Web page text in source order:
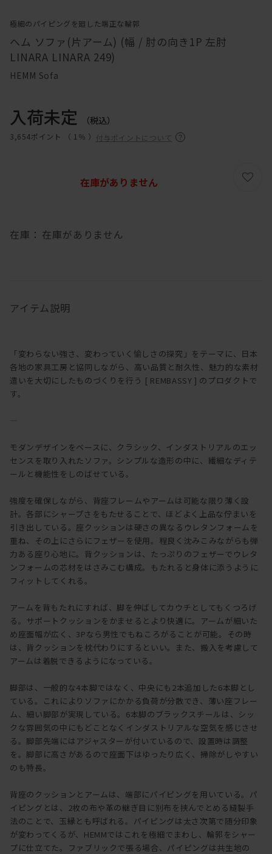
極細のパイピングを廻した端正な輪郭
ヘム ソファ(片アーム) (幅 / 肘の向き1P 左肘
LINARA LINARA 249)
HEMM Sofa
入荷未定 （税込）
3,654ポイント （ 1％ ） 付与ポイントについて
在庫： 在庫がありません
在庫がありません
アイテム説明
「変わらない強さ、変わっていく愉しさの探究」をテーマに、日本
各地の家具工房と協同しながら、高い品質と耐久性、魅力的な素材
遣いを大切にしたものづくりを行う [ REMBASSY ] のプロダクトで
す。
モダンデザインをベースに、クラシック、インダストリアルのエッ
センスを取り入れたソファ。シンプルな造形の中に、繊細なディテ
ールと機能性をしのばせている。
強度を確保しながら、背座フレームやアームは可能な限り薄く設
計。各部にシャープさをもたせることで、ほどよく上品な佇まいを
引き出している。座クッションは硬さの異なるウレタンフォームを
重ね、その上にさらにフェザーを使用。程良く沈みこみながらも弾
力ある座り心地に。背クッションは、たっぷりのフェザーでウレタ
ンフォームの芯材をはさみこむ構成。もたれると身体に添うように
フィットしてくれる。
アームを背もたれにすれば、脚を伸ばしてカウチとしてもくつろげ
る。サポートクッションをかませるとより快適に。アームが細いた
め座面幅が広く、3Pなら男性でもねころがることが可能。その時
は、背クッションを枕代わりにするといい。また、搬入を考慮して
アームは着脱できるようになっている。
脚部は、一般的な4本脚ではなく、中央にも2本追加した6本脚とし
ている。これによりソファにかかる負荷が分散でき、薄い座フレー
ム、細い脚部が実現している。6本脚のブラックスチールは、シッ
クな雰囲気の中にもどことなくインダストリアルな空気を感じさせ
る。脚部先端にはアジャスターが付いているので、設置時は調整
を。脚部に高さがあるので座面下はゆったり広く、掃除がしやすい
のも特長。
背座のクッションとアームは、端部にパイピングを用いている。パ
イピングとは、2枚の布や革の継ぎ目に別布を挟んでとめる縫製手
法のことで、玉縁とも呼ばれる。パイピングは太さ次第で随分印象
が変わってくるが、HEMMではこれを極細でまわし、輪郭をシャー
プに仕立てた。ファブリックで張る場合、パイピングは共生地の